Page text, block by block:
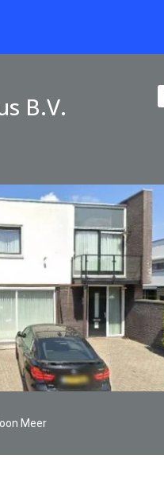
B.V.
Meer